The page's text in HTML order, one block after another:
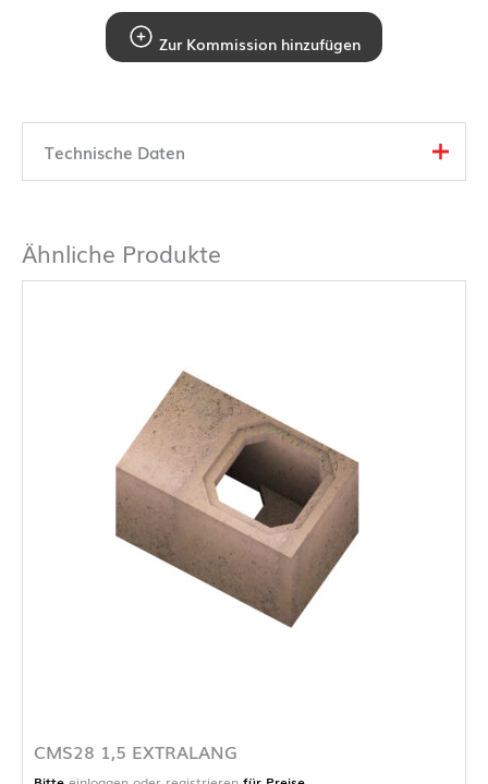
Zur Kommission hinzufügen
Technische Daten
Ähnliche Produkte
CMS28 1,5 EXTRALANG